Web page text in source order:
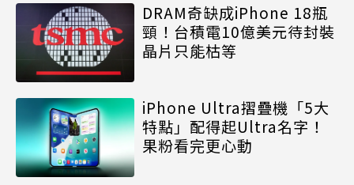
DRAM奇缺成iPhone 18瓶
頸！台積電10億美元待封裝
晶片只能枯等
iPhone Ultra摺疊機「5大
特點」配得起Ultra名字！
果粉看完更心動